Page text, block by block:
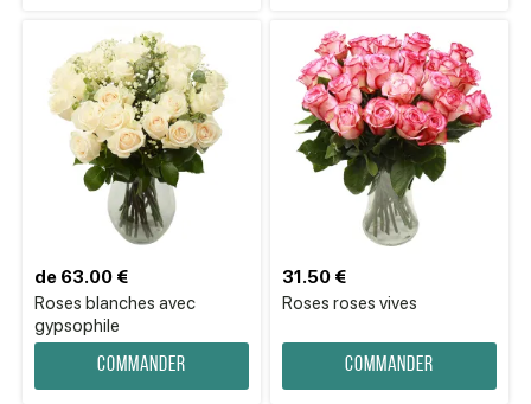
Roses blanches avec
gypsophile
de 63.00 €
Commander
Roses roses vives
31.50 €
Commander